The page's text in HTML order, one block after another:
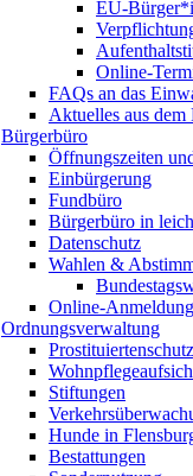
EU-
Online-
FAQs an das
Aktuelles aus
Bürgerbüro
Öffnungszeiten
Einbürgerung
Fundbüro
Bürgerbüro in
Datenschutz
Wahlen &
Online-Anmeldung
Ordnungsverwaltung
Stiftungen
Hunde in
Bestattungen